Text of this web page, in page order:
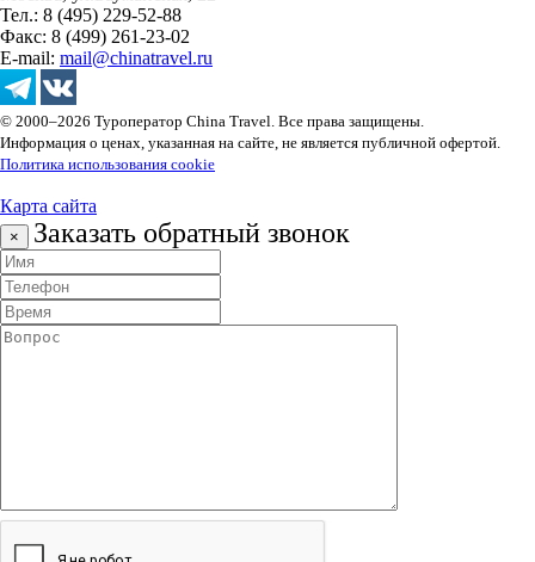
Тел.: 8 (495) 229-52-88
Факс: 8 (499) 261-23-02
E-mail: mail@chinatravel.ru
© 2000–2026 Туроператор China Travel. Все права защищены.
Информация о ценах, указанная на сайте, не является публичной офертой.
Политика использования cookie
Карта сайта
× Заказать обратный звонок